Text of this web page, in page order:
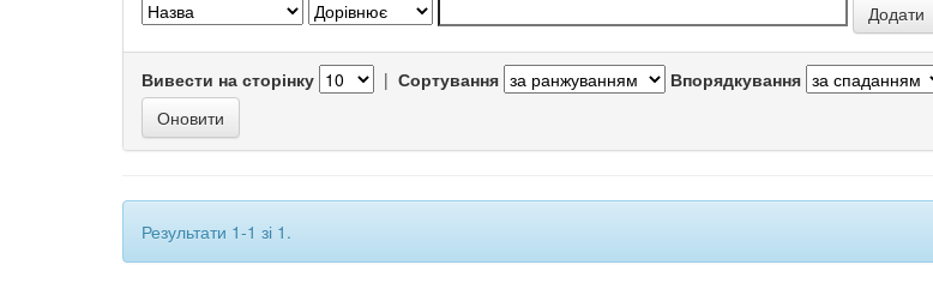
Вивести на сторінку | Сортування Впорядкування
Результати 1-1 зі 1.